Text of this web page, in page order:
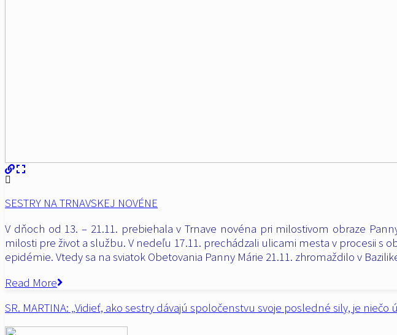
SESTRY NA TRNAVSKEJ NOVÉNE
V dňoch od 13. – 21.11. prebiehala v Trnave novéna pri milostivom obraze
milosti pre život a službu. V nedeľu 17.11. prechádzali ulicami mesta v procesii s
epidémie. Vtedy sa na sviatok Obetovania Panny Márie 21.11. zhromaždilo v
Read More
SR. MARTINA: „Vidieť, ako sestry dávajú spoločenstvu svoje posledné sily, je niečo